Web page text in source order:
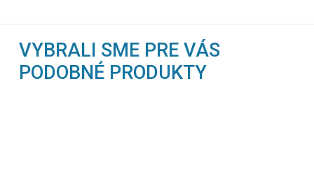
VYBRALI SME PRE VÁS
PODOBNÉ PRODUKTY